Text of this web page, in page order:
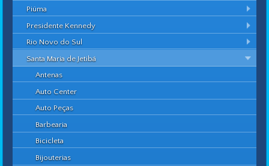
Piúma
Presidente Kennedy
Rio Novo do Sul
Santa Maria de Jetibá
Antenas
Auto Center
Auto Peças
Barbearia
Bicicleta
Bijouterias